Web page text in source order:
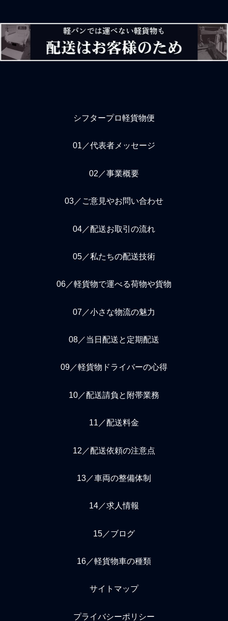
もなれる状態。軽貨物運送
業に限らずだが周りを見て
いると、自分が何かしらの
依頼や発注をした際に安心
と社名などのステッカーが
貼られてますが、そこの社
員ではないですし、専属で
も何でもないような下請け
シフタープロ軽貨物便
01／代表者メッセージ
02／事業概要
03／ご意見やお問い合わせ
04／配送お取引の流れ
05／私たちの配送技術
06／軽貨物で運べる荷物や貨物
07／小さな物流の魅力
08／当日配送と定期配送
09／軽貨物ドライバーの心得
10／配送請負と附帯業務
11／配送料金
12／配送依頼の注意点
13／車両の整備体制
14／求人情報
15／ブログ
16／軽貨物車の種類
サイトマップ
プライバシーポリシー